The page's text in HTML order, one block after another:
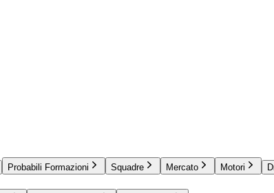
Probabili Formazioni Squadre Mercato Motori